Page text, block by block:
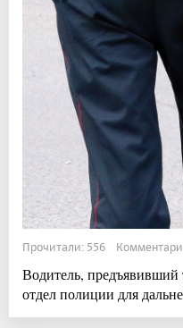
Прочитали: 556
Водитель, предъявивший
отдел полиции для